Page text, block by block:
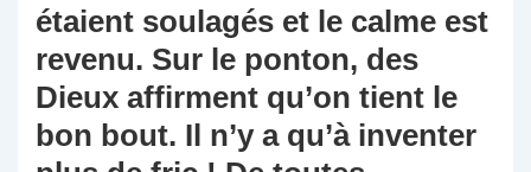
étaient soulagés et le calme est
revenu. Sur le ponton, des
Dieux affirment qu’on tient le
bon bout. Il n’y a qu’à inventer